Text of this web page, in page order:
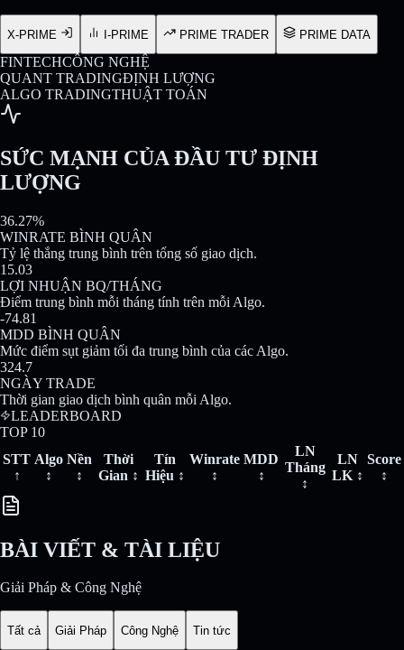
X-PRIME I-PRIME PRIME TRADER PRIME DATA
FINTECHCÔNG NGHỆ
QUANT TRADINGĐỊNH LƯỢNG
ALGO TRADINGTHUẬT TOÁN
SỨC MẠNH CỦA ĐẦU TƯ ĐỊNH
LƯỢNG
36.27%
WINRATE BÌNH QUÂN
Tỷ lệ thắng trung bình trên tổng số giao dịch.
15.03
LỢI NHUẬN BQ/THÁNG
Điểm trung bình mỗi tháng tính trên mỗi Algo.
-74.81
MDD BÌNH QUÂN
Mức điểm sụt giảm tối đa trung bình của các Algo.
324.7
NGÀY TRADE
Thời gian giao dịch bình quân mỗi Algo.
LEADERBOARD
TOP 10
STT
↑
Algo
↕
Nền
↕
Thời
Gian ↕
Tín
Hiệu ↕
Winrate
↕
MDD
↕
LN
Tháng
↕
LN
LK ↕
Score
↕
BÀI VIẾT & TÀI LIỆU
Giải Pháp & Công Nghệ
Tất cả Giải Pháp Công Nghệ Tin tức